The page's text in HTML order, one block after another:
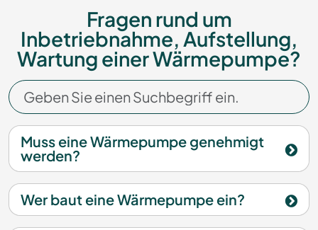
Fragen rund um
Inbetriebnahme, Aufstellung,
Wartung einer Wärmepumpe?
Muss eine Wärmepumpe genehmigt
werden?
Wer baut eine Wärmepumpe ein?